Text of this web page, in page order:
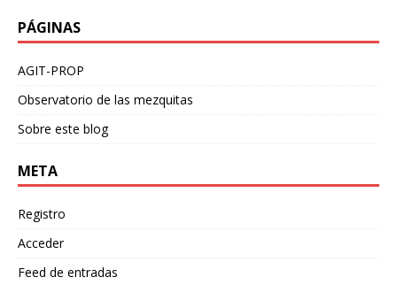
PÁGINAS
AGIT-PROP
Observatorio de las mezquitas
Sobre este blog
META
Registro
Acceder
Feed de entradas